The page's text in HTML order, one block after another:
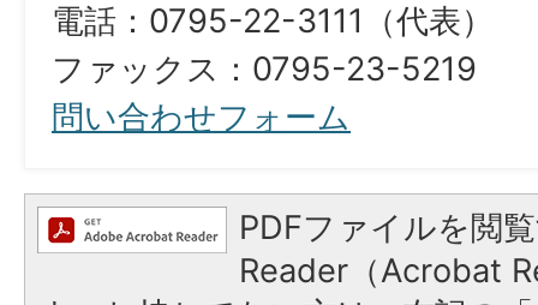
電話：0795-22-3111（代表）
​​​​​​​ファックス：0795-23-5219
問い合わせフォーム
PDFファイルを閲
Reader（Acrobat